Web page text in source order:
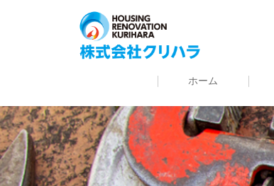
ホーム